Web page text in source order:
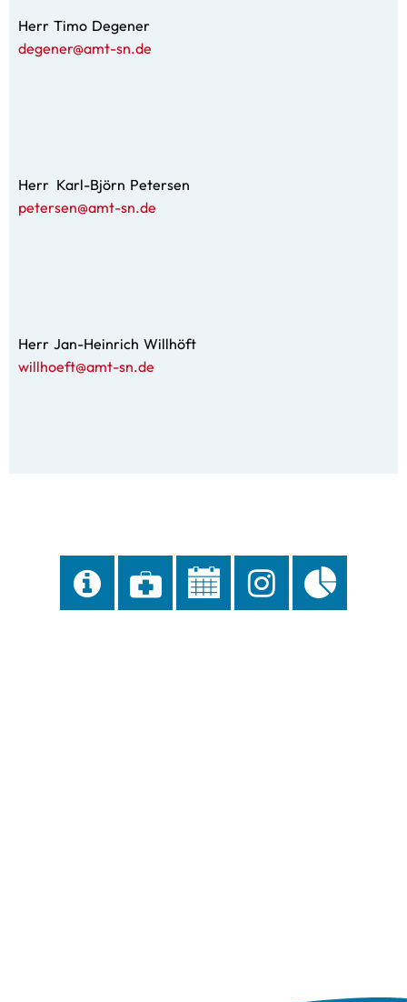
Herr Timo Degener
degener@amt-sn.de
Herr Karl-Björn Petersen
petersen@amt-sn.de
Herr Jan-Heinrich Willhöft
willhoeft@amt-sn.de